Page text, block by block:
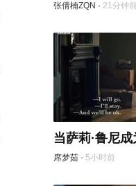
张倩楠ZQN · 21分钟前
当萨莉·鲁尼
席梦茹 · 5小时前